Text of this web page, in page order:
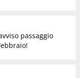
passaggio